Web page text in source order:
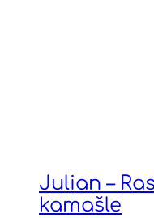
Julian –
kamašle